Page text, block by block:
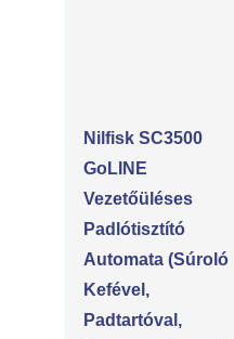
Nilfisk SC3500
GoLINE
Vezetőüléses
Padlótisztító
Automata (súroló
Kefével,
Padtartóval,